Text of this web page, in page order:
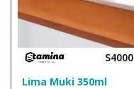
S4000
Lima Muki 350ml